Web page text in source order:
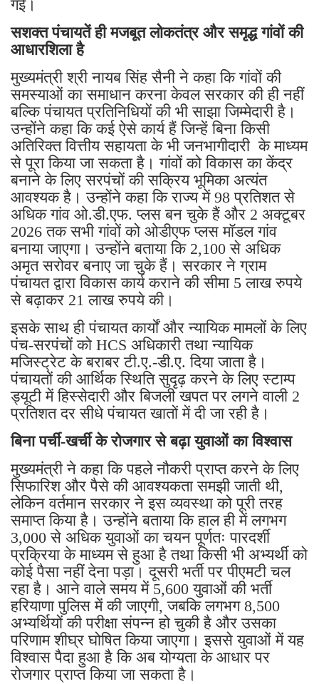
गई।
सशक्त पंचायतें ही मजबूत लोकतंत्र और समृद्ध गांवों की
आधारशिला है
मुख्यमंत्री श्री नायब सिंह सैनी ने कहा कि गांवों की
समस्याओं का समाधान करना केवल सरकार की ही नहीं
बल्कि पंचायत प्रतिनिधियों की भी साझा जिम्मेदारी है।
उन्होंने कहा कि कई ऐसे कार्य हैं जिन्हें बिना किसी
अतिरिक्त वित्तीय सहायता के भी जनभागीदारी के माध्यम
से पूरा किया जा सकता है। गांवों को विकास का केंद्र
बनाने के लिए सरपंचों की सक्रिय भूमिका अत्यंत
आवश्यक है। उन्होंने कहा कि राज्य में 98 प्रतिशत से
अधिक गांव ओ.डी.एफ. प्लस बन चुके हैं और 2 अक्टूबर
2026 तक सभी गांवों को ओडीएफ प्लस मॉडल गांव
बनाया जाएगा। उन्होंने बताया कि 2,100 से अधिक
अमृत सरोवर बनाए जा चुके हैं। सरकार ने ग्राम
पंचायत द्वारा विकास कार्य कराने की सीमा 5 लाख रुपये
से बढ़ाकर 21 लाख रुपये की।
इसके साथ ही पंचायत कार्यों और न्यायिक मामलों के लिए
पंच-सरपंचों को HCS अधिकारी तथा न्यायिक
मजिस्ट्रेट के बराबर टी.ए.-डी.ए. दिया जाता है।
पंचायतों की आर्थिक स्थिति सुदृढ़ करने के लिए स्टाम्प
ड्यूटी में हिस्सेदारी और बिजली खपत पर लगने वाली 2
प्रतिशत दर सीधे पंचायत खातों में दी जा रही है।
बिना पर्ची-खर्ची के रोजगार से बढ़ा युवाओं का विश्वास
मुख्यमंत्री ने कहा कि पहले नौकरी प्राप्त करने के लिए
सिफारिश और पैसे की आवश्यकता समझी जाती थी,
लेकिन वर्तमान सरकार ने इस व्यवस्था को पूरी तरह
समाप्त किया है। उन्होंने बताया कि हाल ही में लगभग
3,000 से अधिक युवाओं का चयन पूर्णतः पारदर्शी
प्रक्रिया के माध्यम से हुआ है तथा किसी भी अभ्यर्थी को
कोई पैसा नहीं देना पड़ा। दूसरी भर्ती पर पीएमटी चल
रहा है। आने वाले समय में 5,600 युवाओं की भर्ती
हरियाणा पुलिस में की जाएगी, जबकि लगभग 8,500
अभ्यर्थियों की परीक्षा संपन्न हो चुकी है और उसका
परिणाम शीघ्र घोषित किया जाएगा। इससे युवाओं में यह
विश्वास पैदा हुआ है कि अब योग्यता के आधार पर
रोजगार प्राप्त किया जा सकता है।